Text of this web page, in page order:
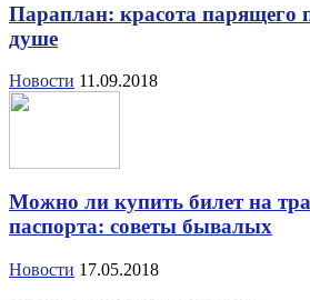
Параплан: красота парящего
душе
Новости 11.09.2018
Можно ли купить билет на
паспорта: советы бывалых
Новости 17.05.2018